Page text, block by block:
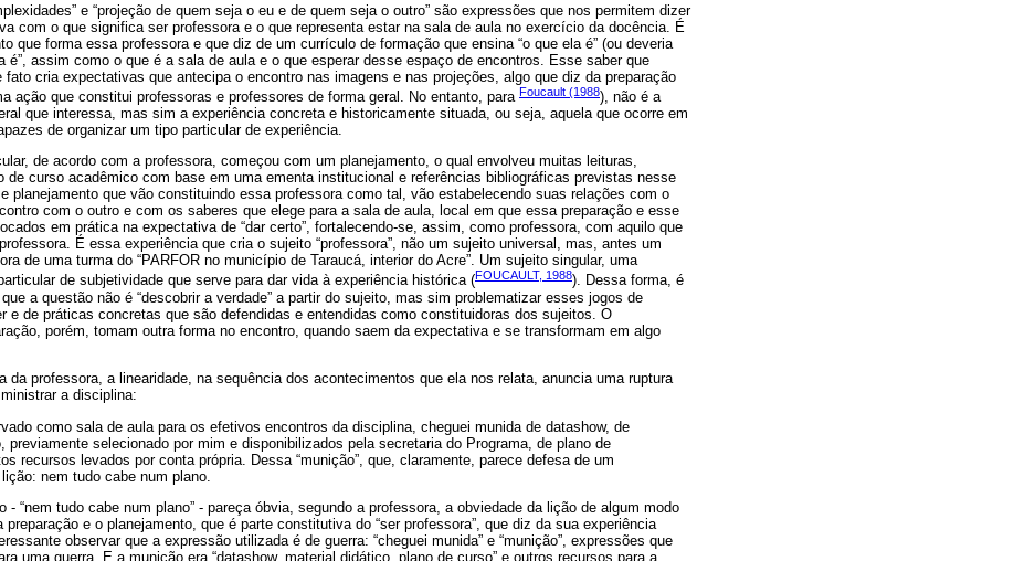
e “projeção de quem seja o eu e de quem seja o outro” são expressões que nos permitem dizer
com o que significa ser professora e o que representa estar na sala de aula no exercício da docência. É
que forma essa professora e que diz de um currículo de formação que ensina “o que ela é” (ou deveria
é”, assim como o que é a sala de aula e o que esperar desse espaço de encontros. Esse saber que
fato cria expectativas que antecipa o encontro nas imagens e nas projeções, algo que diz da preparação
ação que constitui professoras e professores de forma geral. No entanto, para Foucault (1988), não é a
que interessa, mas sim a experiência concreta e historicamente situada, ou seja, aquela que ocorre em
de organizar um tipo particular de experiência.
de acordo com a professora, começou com um planejamento, o qual envolveu muitas leituras,
de curso acadêmico com base em uma ementa institucional e referências bibliográficas previstas nesse
planejamento que vão constituindo essa professora como tal, vão estabelecendo suas relações com o
com o outro e com os saberes que elege para a sala de aula, local em que essa preparação e esse
em prática na expectativa de “dar certo”, fortalecendo-se, assim, como professora, com aquilo que
É essa experiência que cria o sujeito “professora”, não um sujeito universal, mas, antes um
de uma turma do “PARFOR no município de Taraucá, interior do Acre”. Um sujeito singular, uma
de subjetividade que serve para dar vida à experiência histórica (FOUCAULT, 1988). Dessa forma, é
a questão não é “descobrir a verdade” a partir do sujeito, mas sim problematizar esses jogos de
e de práticas concretas que são defendidas e entendidas como constituidoras dos sujeitos. O
porém, tomam outra forma no encontro, quando saem da expectativa e se transformam em algo
da professora, a linearidade, na sequência dos acontecimentos que ela nos relata, anuncia uma ruptura
a disciplina:
como sala de aula para os efetivos encontros da disciplina, cheguei munida de datashow, de
previamente selecionado por mim e disponibilizados pela secretaria do Programa, de plano de
recursos levados por conta própria. Dessa “munição”, que, claramente, parece defesa de um
nem tudo cabe num plano.
- “nem tudo cabe num plano” - pareça óbvia, segundo a professora, a obviedade da lição de algum modo
e o planejamento, que é parte constitutiva do “ser professora”, que diz da sua experiência
observar que a expressão utilizada é de guerra: “cheguei munida” e “munição”, expressões que
uma guerra. E a munição era “datashow, material didático, plano de curso” e outros recursos para a